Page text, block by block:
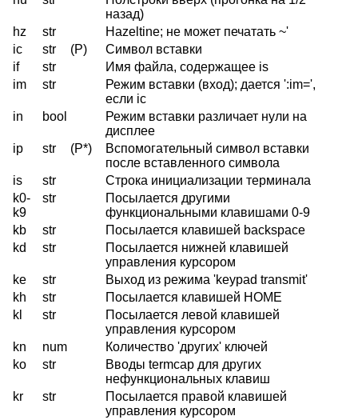
назад)
hz
str
Hazeltine; не может печатать ~'
ic
str (P)
Символ вставки
if
str
Имя файла, содержащее is
im
str
Режим вставки (вход); дается ':im=',
если ic
in
bool
Режим вставки различает нули на
дисплее
ip
str (P*)
Вспомогательный символ вставки
после вставленного символа
is
str
Строка инициализации терминала
k0-
k9
str
Посылается другими
функциональными клавишами 0-9
kb
str
Посылается клавишей backspace
kd
str
Посылается нижней клавишей
управления курсором
ke
str
Выход из режима 'keypad transmit'
kh
str
Посылается клавишей HOME
kl
str
Посылается левой клавишей
управления курсором
kn
num
Количество 'других' ключей
ko
str
Вводы termcap для других
нефункциональных клавиш
kr
str
Посылается правой клавишей
управления курсором